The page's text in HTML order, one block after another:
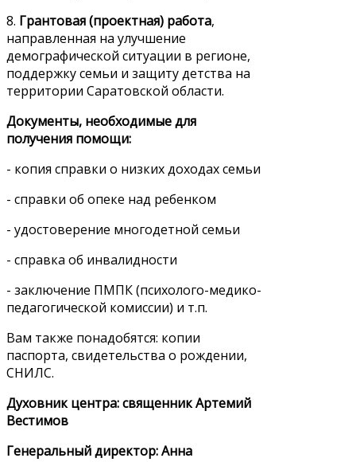
8. Грантовая (проектная) работа,
направленная на улучшение
демографической ситуации в регионе,
поддержку семьи и защиту детства на
территории Саратовской области.
Документы, необходимые для
получения помощи:
- копия справки о низких доходах семьи
- справки об опеке над ребенком
- удостоверение многодетной семьи
- справка об инвалидности
- заключение ПМПК (психолого-медико-
педагогической комиссии) и т.п.
Вам также понадобятся: копии
паспорта, свидетельства о рождении,
СНИЛС.
Духовник центра: священник Артемий
Вестимов
Генеральный директор: Анна